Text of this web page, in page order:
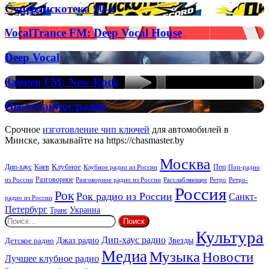
on
Radio
Супердискотека
90-
х
Супердискотека 90-х
VocalTrance
FM:
Deep
Vocal
House
VocalTrance FM: Deep Vocal House
Deep
Vocal
Deep Vocal
Зайцев
FM:
New
Rock
Зайцев FM: New Rock
Неслучайное
радио
Неслучайное радио
Срочное изготовление чип ключей для автомобилей в
Минске, заказывайте на https://chasmaster.by
Дип-хаус Киев Клубное Клубное радио из России Москва Поп Поп-радио
из России Разговорное Разговорное радио из России Расслабляющее Ретро Ретро-
радио из России Рок Рок радио из России Россия Санкт-
Петербург Транс Украина
Найти:
Детское радио Джаз радио Дип-хаус радио Звезды Культура
Лучшее клубное радио МедиаМузыкаНовости